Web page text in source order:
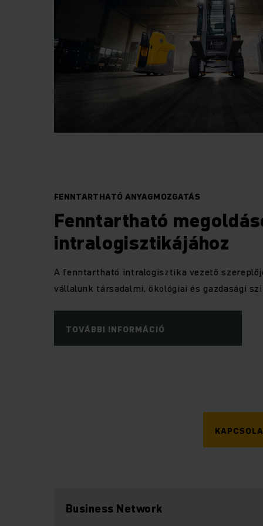
FENNTARTHATÓ ANYAGMOZGATÁS
Fenntartható
intralogisztikájához
A fenntartható intralogisztika vezető
vállalunk társadalmi, ökológiai és gazdasági
TOVÁBBI INFORMÁCIÓ
Business Network